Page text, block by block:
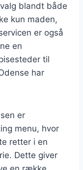
blandt både
kun maden,
er også
en
til
har
er
menu, hvor
retter i en
Dette giver